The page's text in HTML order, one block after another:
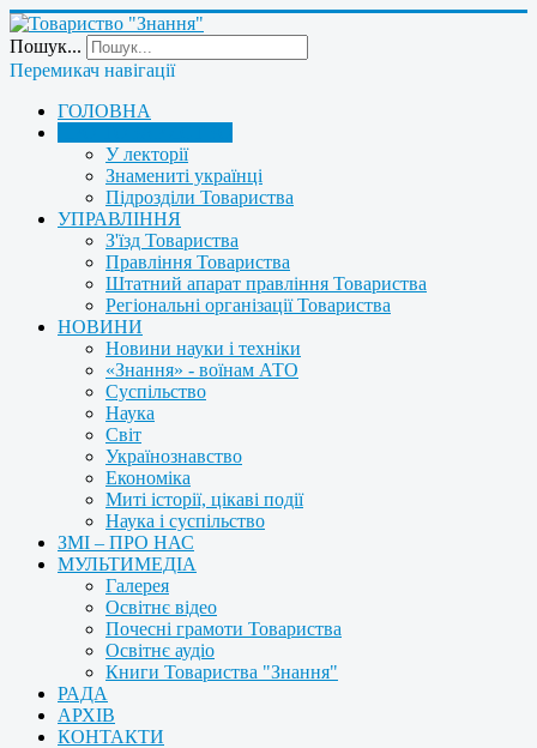
Пошук...
Перемикач навігації
ГОЛОВНА
У лекторії
Знамениті українці
Підрозділи Товариства
УПРАВЛІННЯ
З'їзд Товариства
Правління Товариства
Штатний апарат правління Товариства
Регіональні організації Товариства
НОВИНИ
Новини науки і техніки
«Знання» - воїнам АТО
Суспільство
Наука
Світ
Українознавство
Економіка
Миті історії, цікаві події
Наука і суспільство
ЗМІ – ПРО НАС
МУЛЬТИМЕДІА
Галерея
Освітнє відео
Почесні грамоти Товариства
Освітнє аудіо
Книги Товариства "Знання"
РАДА
АРХІВ
КОНТАКТИ